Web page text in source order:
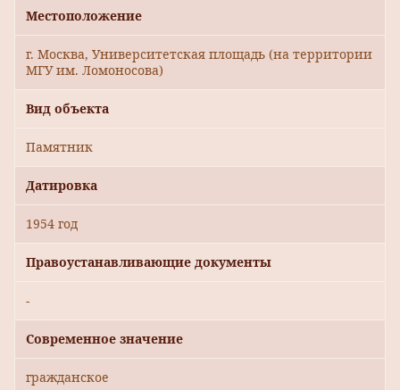
Местоположение
г. Москва, Университетская площадь (на территории
МГУ им. Ломоносова)
Вид объекта
Памятник
Датировка
1954 год
Правоустанавливающие документы
-
Современное значение
гражданское